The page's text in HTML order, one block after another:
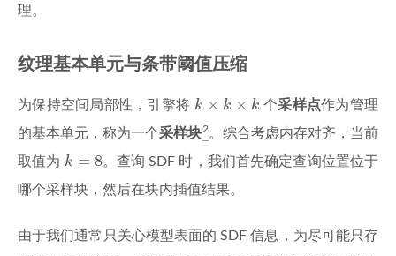
理。
纹理基本单元与条带阈值压缩
为保持空间局部性，引擎将 k × k × k
k × k ×k 个采样点作为管理
的基本单元，称为一个采样块2。综合考虑内存对齐，当前
取值为 k = 8
k
。查询 SDF 时，我们首先确定查询位置位于
哪个采样块，然后在块内插值结果。
由于我们通常只关心模型表面的 SDF 信息，为尽可能只存